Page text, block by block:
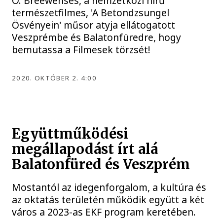
természetfilmes, 'A Betondzsungel
Ösvényein' műsor atyja ellátogatott
Veszprémbe és Balatonfüredre, hogy
bemutassa a Filmesek törzsét!
2020. OKTÓBER 2. 4:00
Együttműködési
megállapodást írt alá
Balatonfüred és Veszprém
Mostantól az idegenforgalom, a kultúra és
az oktatás területén működik együtt a két
város a 2023-as EKF program keretében.